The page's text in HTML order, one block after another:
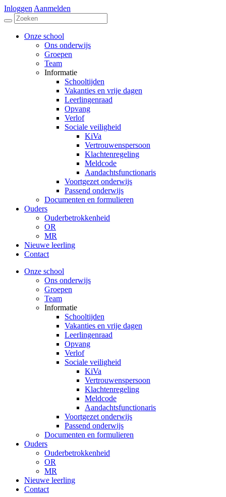
Inloggen Aanmelden
Onze school
Ons onderwijs
Groepen
Team
Informatie
Schooltijden
Vakanties en vrije dagen
Leerlingenraad
Opvang
Verlof
Sociale veiligheid
KiVa
Vertrouwenspersoon
Klachtenregeling
Meldcode
Aandachtsfunctionaris
Voortgezet onderwijs
Passend onderwijs
Documenten en formulieren
Ouders
Ouderbetrokkenheid
OR
MR
Nieuwe leerling
Contact
Onze school
Ons onderwijs
Groepen
Team
Informatie
Schooltijden
Vakanties en vrije dagen
Leerlingenraad
Opvang
Verlof
Sociale veiligheid
KiVa
Vertrouwenspersoon
Klachtenregeling
Meldcode
Aandachtsfunctionaris
Voortgezet onderwijs
Passend onderwijs
Documenten en formulieren
Ouders
Ouderbetrokkenheid
OR
MR
Nieuwe leerling
Contact